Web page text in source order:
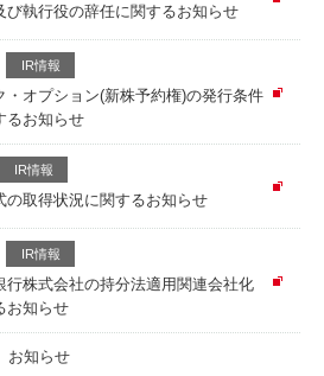
び執行役の辞任に関するお知らせ
IR情報
・オプション(新株予約権)の発行条件
るお知らせ
IR情報
の取得状況に関するお知らせ
IR情報
行株式会社の持分法適用関連会社化
お知らせ
お知らせ